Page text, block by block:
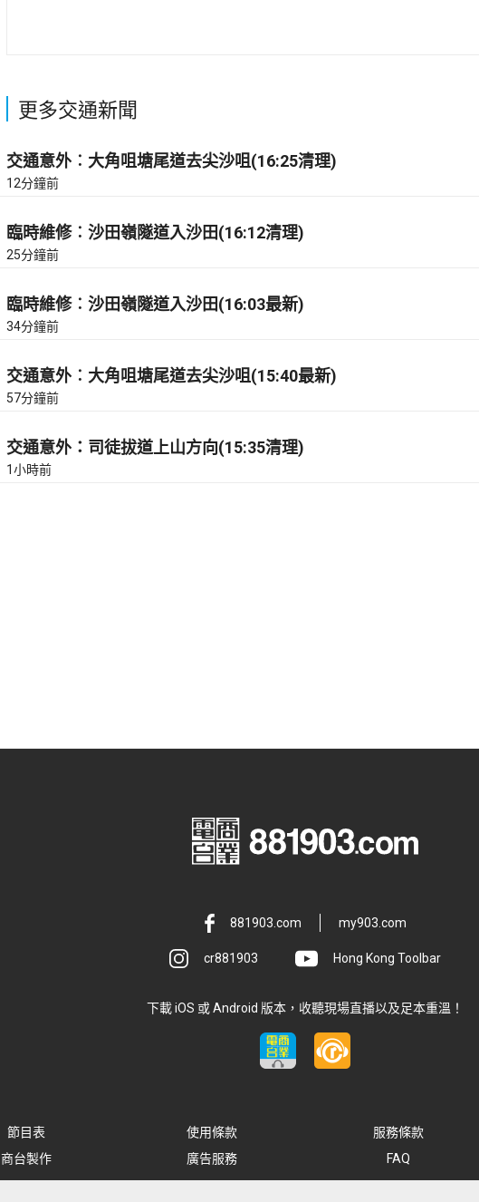
更多交通新聞
交通意外︰大角咀塘尾道去尖沙咀(16:25清理)
12分鐘前
臨時維修︰沙田嶺隧道入沙田(16:12清理)
25分鐘前
臨時維修︰沙田嶺隧道入沙田(16:03最新)
34分鐘前
交通意外︰大角咀塘尾道去尖沙咀(15:40最新)
57分鐘前
交通意外：司徒拔道上山方向(15:35清理)
1小時前
881903.com my903.com
cr881903 Hong Kong Toolbar
下載 iOS 或 Android 版本，收聽現場直播以及足本重溫！
節目表 使用條款 服務條款
商台製作 廣告服務 FAQ